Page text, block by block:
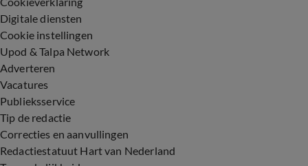
Digitale diensten
Cookie instellingen
Upod & Talpa Network
Adverteren
Vacatures
Publieksservice
Tip de redactie
Correcties en aanvullingen
Redactiestatuut Hart van Nederland